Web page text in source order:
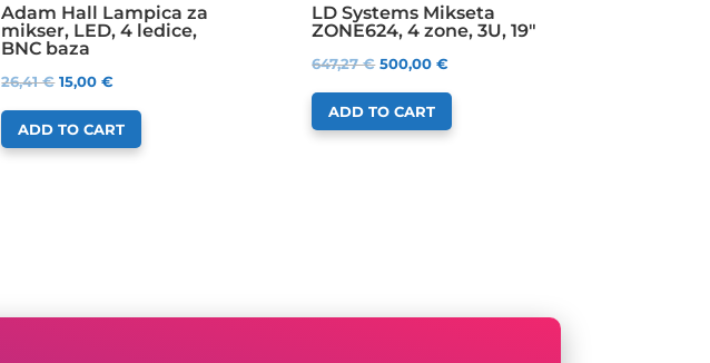
Adam Hall Lampica za
mikser, LED, 4 ledice,
BNC baza
26,41€ 15,00€
ADD TO CART
LD Systems Mikseta
ZONE624, 4 zone, 3U, 19″
647,27€ 500,00€
ADD TO CART